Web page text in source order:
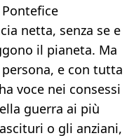
netta, senza se e
il pianeta. Ma
e con tutta
voce nei consessi
guerra ai più
o gli anziani,